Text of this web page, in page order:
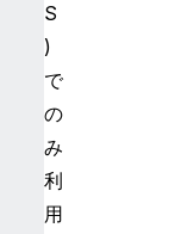
S
)
で
の
み
利
用